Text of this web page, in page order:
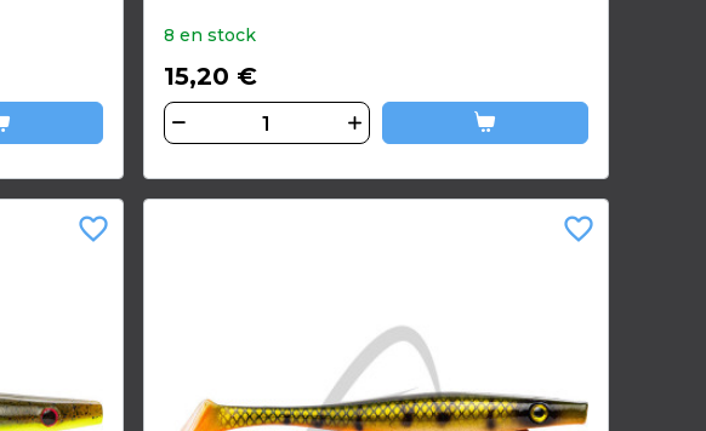
8 en stock
15,20 €
favorite_border favorite_border